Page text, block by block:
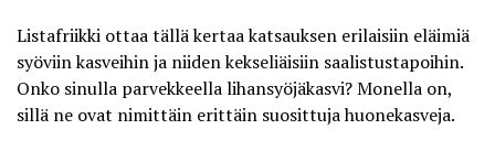
Listafriikki ottaa tällä kertaa katsauksen erilaisiin eläimiä
syöviin kasveihin ja niiden kekseliäisiin saalistustapoihin.
Onko sinulla parvekkeella lihansyöjäkasvi? Monella on,
sillä ne ovat nimittäin erittäin suosittuja huonekasveja.